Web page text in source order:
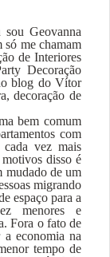
Geovanna
só me chamam
de Interiores
Decoração
blog do Vítor
decoração de
bem comum
com
cada vez mais
disso é
mudado de um
migrando
espaço para a
menores e
Fora o fato de
a economia na
tempo de